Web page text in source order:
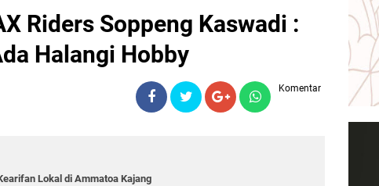
Riders Soppeng Kaswadi :
Halangi Hobby
Komentar
Lokal di Ammatoa Kajang